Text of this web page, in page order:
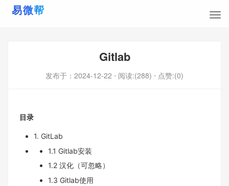
Gitlab
发布于： 2024-12-22 ⋅ 阅读:(288) ⋅ 点赞:(0)
目录
1. GitLab
1.1 Gitlab安装
1.2 汉化（可忽略）
1.3 Gitlab使用